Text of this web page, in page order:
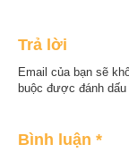
SUS304 dễ
như xoong,
Kệ kính KR-
khắc nghiệt.
Trả lời
Email của bạn sẽ
buộc được đánh dấu
Bình luận *